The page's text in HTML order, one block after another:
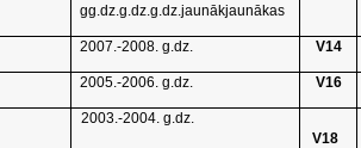
gg.dz.g.dz.g.dz.jaunākjaunākas
2007.-2008. g.dz. V14
2005.-2006. g.dz. V16
2003.-2004. g.dz.
V18